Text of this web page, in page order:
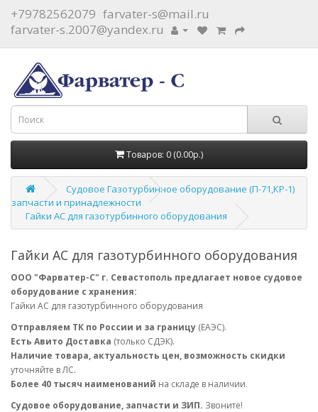
+79782562079 farvater-s@mail.ru
farvater-s.2007@yandex.ru
Товаров: 0 (0.00р.)
Судовое Газотурбинное оборудование (П-71,КР-1)
запчасти и принадлежности
Гайки АС для газотурбинного оборудования
Гайки АС для газотурбинного оборудования
ООО "Фарватер-С" г. Севастополь предлагает новое судовое
оборудование с хранения:
Гайки АС для газотурбинного оборудования
Отправляем ТК по России и за границу (ЕАЭС).
Есть Авито Доставка (только СДЭК).
Наличие товара, актуальность цен, возможность скидки
уточняйте в ЛС.
Более 40 тысяч наименований на складе в наличии.
Судовое оборудование, запчасти и ЗИП. Звоните!